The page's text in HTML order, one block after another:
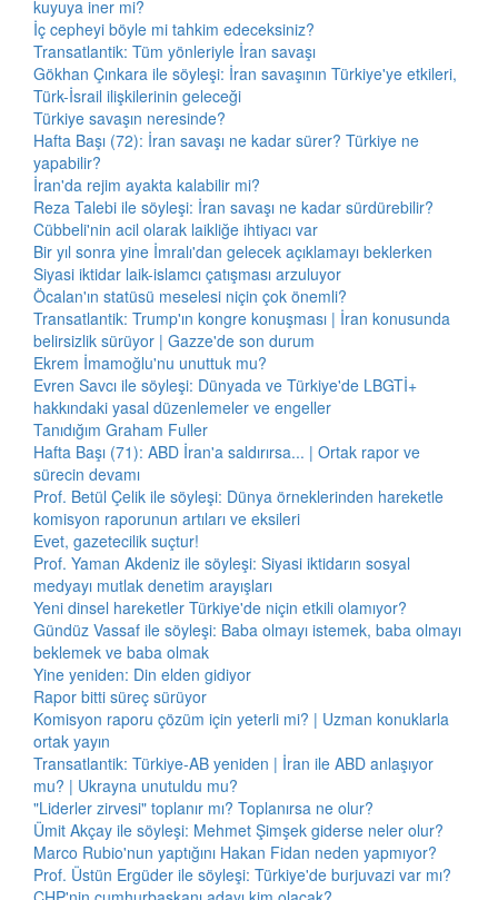
kuyuya iner mi?
İç cepheyi böyle mi tahkim edeceksiniz?
Transatlantik: Tüm yönleriyle İran savaşı
Gökhan Çınkara ile söyleşi: İran savaşının Türkiye'ye etkileri,
Türk-İsrail ilişkilerinin geleceği
Türkiye savaşın neresinde?
Hafta Başı (72): İran savaşı ne kadar sürer? Türkiye ne
yapabilir?
İran'da rejim ayakta kalabilir mi?
Reza Talebi ile söyleşi: İran savaşı ne kadar sürdürebilir?
Cübbeli'nin acil olarak laikliğe ihtiyacı var
Bir yıl sonra yine İmralı'dan gelecek açıklamayı beklerken
Siyasi iktidar laik-islamcı çatışması arzuluyor
Öcalan'ın statüsü meselesi niçin çok önemli?
Transatlantik: Trump'ın kongre konuşması | İran konusunda
belirsizlik sürüyor | Gazze'de son durum
Ekrem İmamoğlu'nu unuttuk mu?
Evren Savcı ile söyleşi: Dünyada ve Türkiye'de LBGTİ+
hakkındaki yasal düzenlemeler ve engeller
Tanıdığım Graham Fuller
Hafta Başı (71): ABD İran'a saldırırsa... | Ortak rapor ve
sürecin devamı
Prof. Betül Çelik ile söyleşi: Dünya örneklerinden hareketle
komisyon raporunun artıları ve eksileri
Evet, gazetecilik suçtur!
Prof. Yaman Akdeniz ile söyleşi: Siyasi iktidarın sosyal
medyayı mutlak denetim arayışları
Yeni dinsel hareketler Türkiye'de niçin etkili olamıyor?
Gündüz Vassaf ile söyleşi: Baba olmayı istemek, baba olmayı
beklemek ve baba olmak
Yine yeniden: Din elden gidiyor
Rapor bitti süreç sürüyor
Komisyon raporu çözüm için yeterli mi? | Uzman konuklarla
ortak yayın
Transatlantik: Türkiye-AB yeniden | İran ile ABD anlaşıyor
mu? | Ukrayna unutuldu mu?
"Liderler zirvesi" toplanır mı? Toplanırsa ne olur?
Ümit Akçay ile söyleşi: Mehmet Şimşek giderse neler olur?
Marco Rubio'nun yaptığını Hakan Fidan neden yapmıyor?
Prof. Üstün Ergüder ile söyleşi: Türkiye'de burjuvazi var mı?